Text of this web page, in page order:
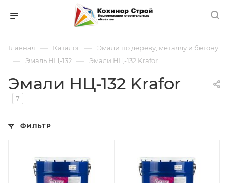
Главная — Каталог — Эмали по дереву, металлу и бетону
— Эмаль НЦ-132 — Эмали НЦ-132 Krafor
Эмали НЦ-132 Krafor
7
ФИЛЬТР